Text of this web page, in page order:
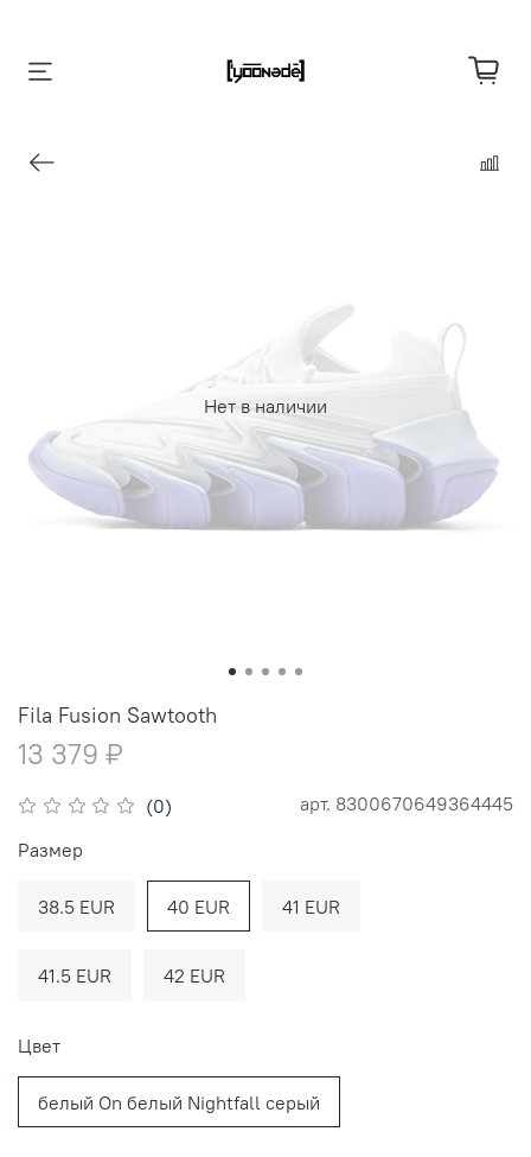
Нет в наличии
(0) арт. 8300670649364445
Fila Fusion Sawtooth
13 379 ₽
Размер
38.5 EUR 40 EUR 41 EUR
41.5 EUR 42 EUR
Цвет
белый On белый Nightfall серый